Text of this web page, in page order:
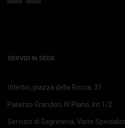
SERVIZI IN SEDE
Viterbo, piazza della Rocca, 31
Palazzo Grandori, IV Piano, Int 1/2
Servizio di Segreteria, Visite